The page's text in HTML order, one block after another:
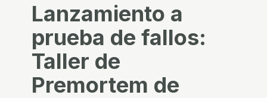
Get Started
Lanzamiento a
prueba de fallos:
Taller de
Premortem de